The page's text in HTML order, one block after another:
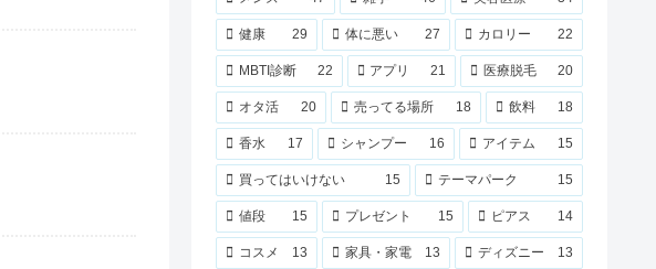
健康 29 体に悪い 27 カロリー 22
MBTI診断 22 アプリ 21 医療脱毛 20
オタ活 20 売ってる場所 18 飲料 18
香水 17 シャンプー 16 アイテム 15
買ってはいけない 15 テーマパーク 15
値段 15 プレゼント 15 ピアス 14
コスメ 13 家具・家電 13 ディズニー 13